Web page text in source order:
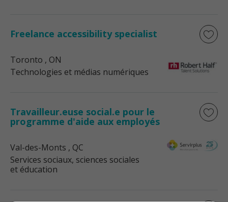
Freelance accessibility specialist
Toronto , ON
Technologies et médias numériques
Travailleur.euse social.e pour le
programme d'aide aux employés
Val-des-Monts , QC
Services sociaux, sciences sociales
et éducation